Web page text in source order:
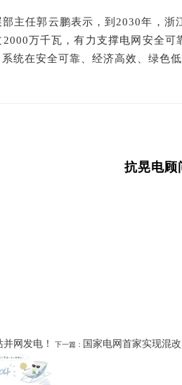
部主任郭云鹏表示，到2030年，
2000万千瓦，有力支撑电网安全
统在安全可靠、经济高效、绿色
抗晃电顾
网发电！ 下一篇： 国家电网首家实现混